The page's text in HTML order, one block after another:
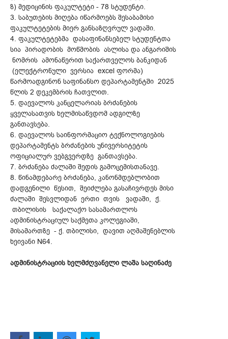
ზ) მედიცინის ფაკულტეტი - 78 სტუდენტი.
3. საბუთების მიღება იწარმოებს შესაბამისი
ფაკულტეტების მიერ განსაზღვრულ ვადაში.
4. ფაკულტეტებმა დასაფინანსებელ სტუდენტთა
სია პირადობის მოწმობის ასლისა და ანგარიშის
ნომრის ამონაწერით საქართველოს ბანკიდან
(ელექტრონული ვერსია excel ფორმა)
წარმოადგინონ საფინანსო დეპარტამენტში 2025
წლის 2 დეკემბრის ჩათვლით.
5. დაევალოს კანცელარიას ბრძანების
ყველასათვის ხელმისაწვდომ ადგილზე
განთავსება.
6. დაევალოს საინფორმაციო ტექნოლოგიების
დეპარტამენტს ბრძანების უნივერსიტეტის
ოფიციალურ ვებგვერდზე განთავსება.
7. ბრძანება ძალაში შედის გამოცემისთანავე.
8. წინამდებარე ბრძანება, კანონმდებლობით
დადგენილი წესით, შეიძლება გასაჩივრდეს მისი
ძალაში შესვლიდან ერთი თვის ვადაში, ქ.
თბილისის საქალაქო სასამართლოს
ადმინისტრაციულ საქმეთა კოლეგიაში,
მისამართზე - ქ. თბილისი, დავით აღმაშენებლის
ხეივანი N64.
ადმინისტრაციის ხელმძღვანელი ლაშა საღინაძე